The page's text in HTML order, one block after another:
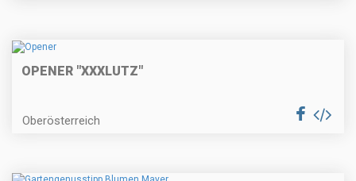
OPENER "XXXLUTZ"
Oberösterreich